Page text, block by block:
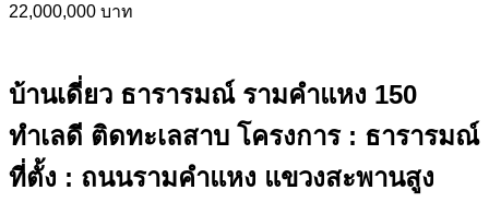
22,000,000 บาท
บ้านเดี่ยว ธารารมณ์ รามคำแหง 150
ทำเลดี ติดทะเลสาบ โครงการ : ธารารมณ์
ที่ตั้ง : ถนนรามคำแหง แขวงสะพานสูง